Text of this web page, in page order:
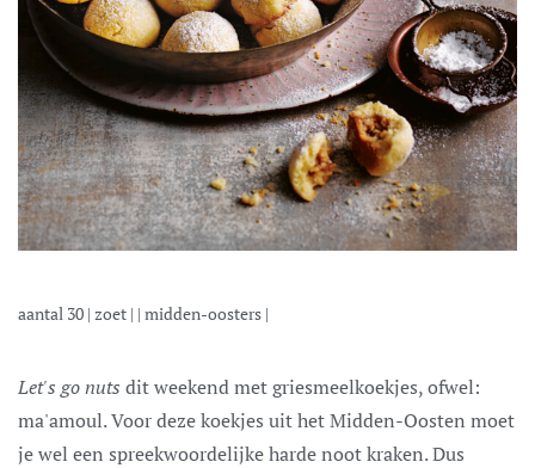
aantal 30 | zoet | | midden-oosters |
Let's go nuts dit weekend met griesmeelkoekjes, ofwel:
ma'amoul. Voor deze koekjes uit het Midden-Oosten moet
je wel een spreekwoordelijke harde noot kraken. Dus